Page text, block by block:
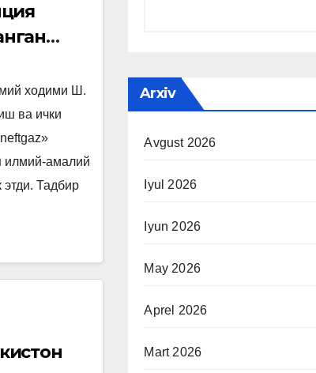
ходими Ш.
ва ички
илмий-амалий
Тадбир
Arxiv
Avgust 2026
Iyul 2026
Iyun 2026
May 2026
Aprel 2026
Mart 2026